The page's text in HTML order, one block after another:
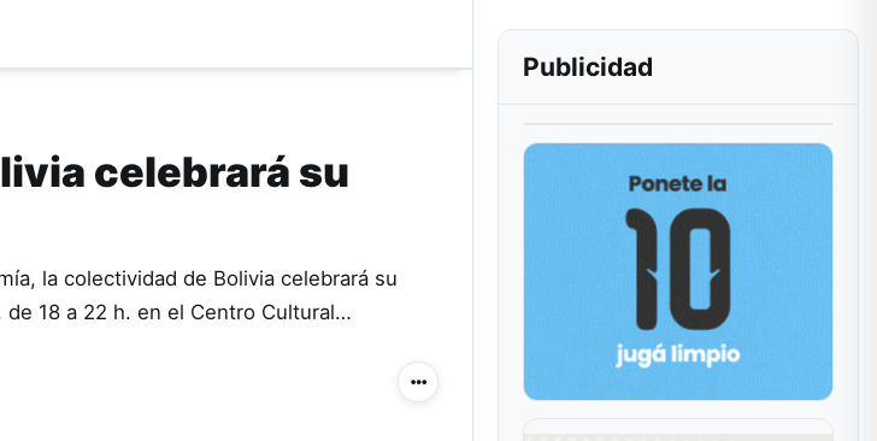
celebrará su
la colectividad de Bolivia celebrará su
18 a 22 h. en el Centro Cultural…
Más acciones
Publicidad